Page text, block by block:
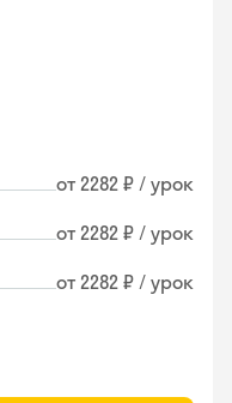
от 2282 ₽ / урок
от 2282 ₽ / урок
от 2282 ₽ / урок